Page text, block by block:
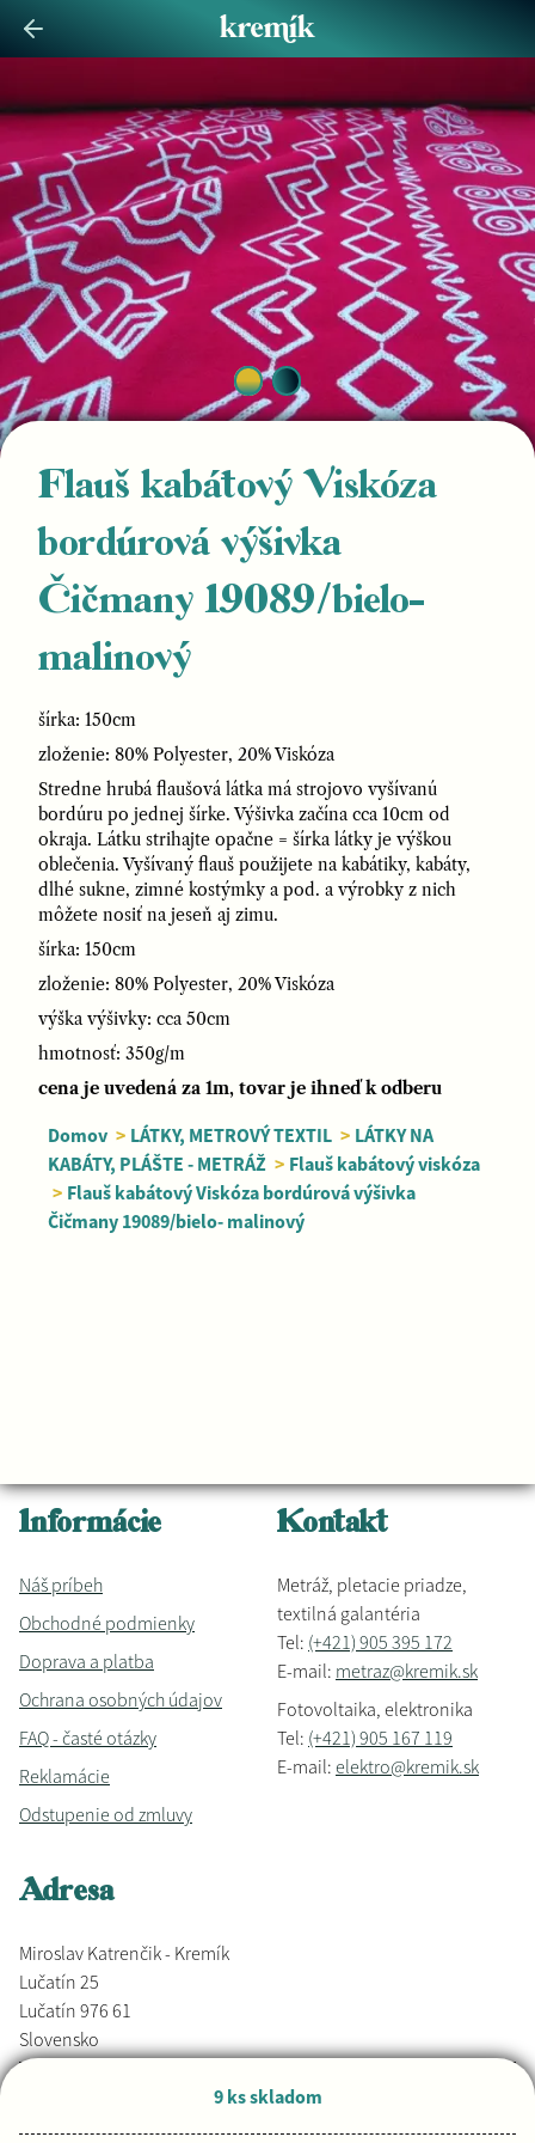
Flauš kabátový Viskóza
bordúrová výšivka
Čičmany 19089/bielo-
malinový
šírka: 150cm
zloženie: 80% Polyester, 20% Viskóza
Stredne hrubá flaušová látka má strojovo vyšívanú
bordúru po jednej šírke. Výšivka začína cca 10cm od
okraja. Látku strihajte opačne = šírka látky je výškou
oblečenia. Vyšívaný flauš použijete na kabátiky, kabáty,
dlhé sukne, zimné kostýmky a pod. a výrobky z nich
môžete nosiť na jeseň aj zimu.
šírka: 150cm
zloženie: 80% Polyester, 20% Viskóza
výška výšivky: cca 50cm
hmotnosť: 350g/m
cena je uvedená za 1m, tovar je ihneď k odberu
Domov > LÁTKY, METROVÝ TEXTIL > LÁTKY NA
KABÁTY, PLÁŠTE - METRÁŽ > Flauš kabátový viskóza
> Flauš kabátový Viskóza bordúrová výšivka
Čičmany 19089/bielo- malinový
9 ks skladom
Informácie
Náš príbeh
Obchodné podmienky
Doprava a platba
Ochrana osobných údajov
FAQ - časté otázky
Reklamácie
Odstupenie od zmluvy
Kontakt
Metráž, pletacie priadze,
textilná galantéria
Tel: (+421) 905 395 172
E-mail: metraz@kremik.sk
Fotovoltaika, elektronika
Tel: (+421) 905 167 119
E-mail: elektro@kremik.sk
Adresa
Miroslav Katrenčik - Kremík
Lučatín 25
Lučatín 976 61
Slovensko